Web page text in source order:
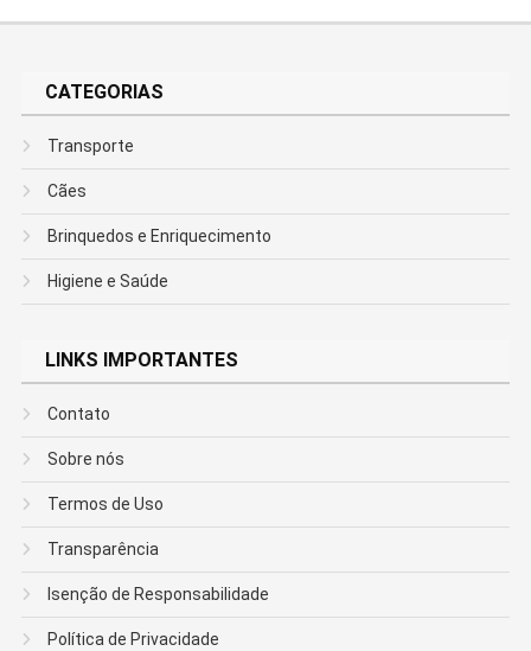
CATEGORIAS
Transporte
Cães
Brinquedos e Enriquecimento
Higiene e Saúde
LINKS IMPORTANTES
Contato
Sobre nós
Termos de Uso
Transparência
Isenção de Responsabilidade
Política de Privacidade